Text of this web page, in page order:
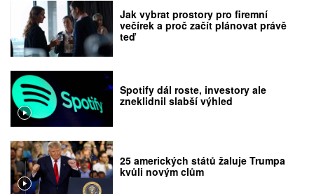
Jak vybrat prostory pro firemní
večírek a proč začít plánovat právě
teď
Spotify dál roste, investory ale
zneklidnil slabší výhled
25 amerických států žaluje Trumpa
kvůli novým clům